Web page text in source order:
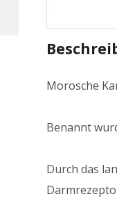
Morosche
Benannt
Durch das